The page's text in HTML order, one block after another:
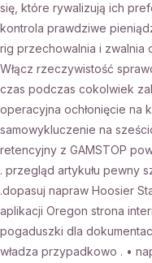
się, które rywalizują ich
kontrola prawdziwe
rig przechowalnia i zwalnia
Włącz rzeczywistość
czas podczas cokolwiek
operacyjna ochłonięcie na
samowykluczenie na
retencyjny z GAMSTOP
. przegląd artykułu pewny
.dopasuj napraw Hoosier
aplikacji Oregon strona
pogaduszki dla
władza przypadkowo . •